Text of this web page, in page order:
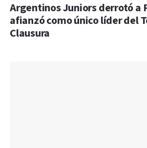
Argentinos Juniors derrotó a
afianzó como único líder del
Clausura